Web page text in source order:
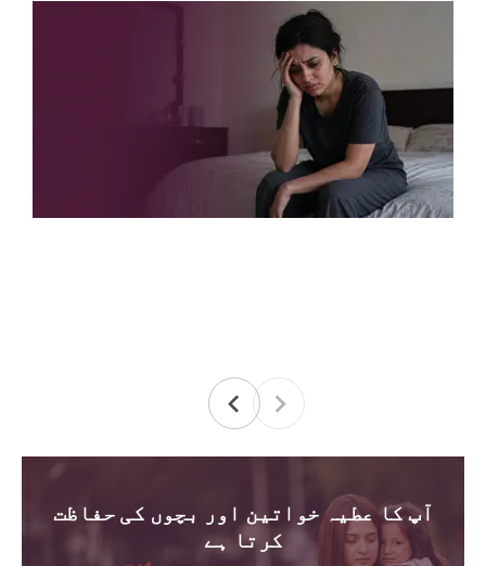
آپ کا عطیہ خواتین اور بچوں کی حفاظت
کرتا ہے